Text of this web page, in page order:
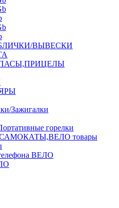
ВЫВЕСКИ
Зажигалки
горелки
товары
ВЕЛО